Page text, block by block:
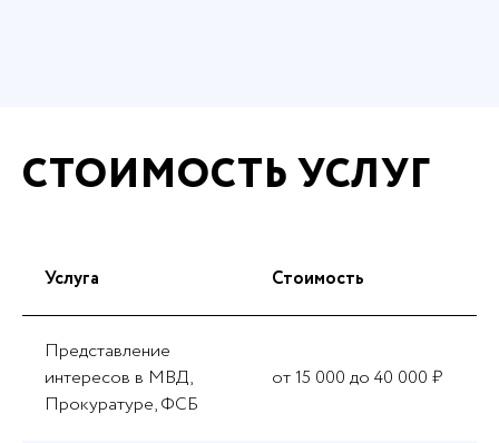
СТОИМОСТЬ УСЛУГ
Услуга Стоимость
Представление
интересов в МВД,
Прокуратуре, ФСБ
от 15 000 до 40 000 ₽